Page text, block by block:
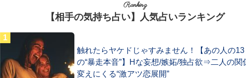
Ranking
【相手の気持ち占い】人気占いランキング
触れたらヤケドじゃすみません！【あの人の13
の“暴走本音”】Hな妄想/嫉妬/独占欲⇒二人の関
変えにくる“激アツ恋展開”